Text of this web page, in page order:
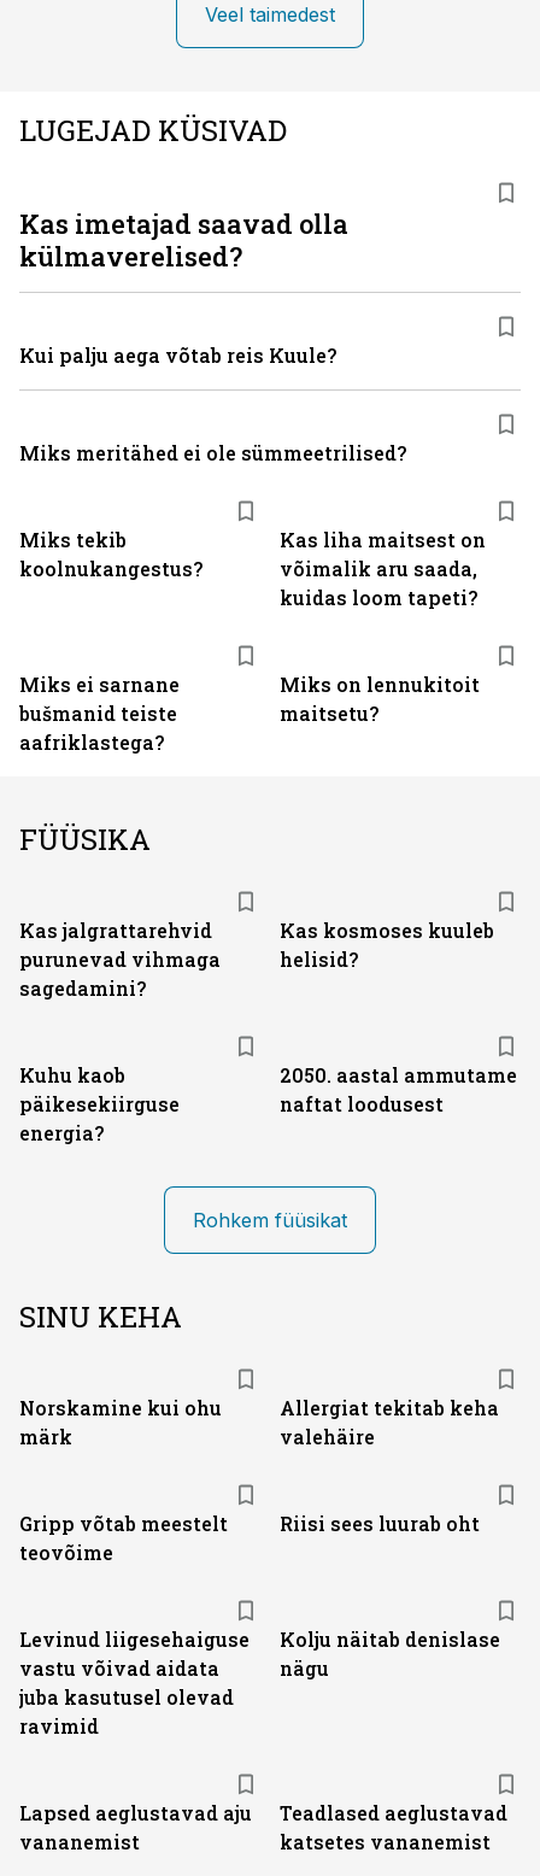
Veel taimedest
LUGEJAD KÜSIVAD
Miks tekib
koolnukangestus?
Kas liha maitsest on
võimalik aru saada,
kuidas loom tapeti?
Miks ei sarnane
bušmanid teiste
aafriklastega?
Miks on lennukitoit
maitsetu?
Kas imetajad saavad olla
külmaverelised?
Kui palju aega võtab reis Kuule?
Miks meritähed ei ole sümmeetrilised?
FÜÜSIKA
Kas jalgrattarehvid
purunevad vihmaga
sagedamini?
Kas kosmoses kuuleb
helisid?
Kuhu kaob
päikesekiirguse
energia?
2050. aastal ammutame
naftat loodusest
Rohkem füüsikat
SINU KEHA
Norskamine kui ohu
märk
Allergiat tekitab keha
valehäire
Gripp võtab meestelt
teovõime
Riisi sees luurab oht
Levinud liigesehaiguse
vastu võivad aidata
juba kasutusel olevad
ravimid
Kolju näitab denislase
nägu
Lapsed aeglustavad aju
vananemist
Teadlased aeglustavad
katsetes vananemist